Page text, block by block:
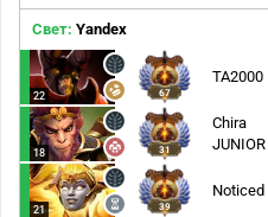
Свет: Yandex
22 67
TA2000
18 31
Chira
JUNIOR
21 39
Noticed